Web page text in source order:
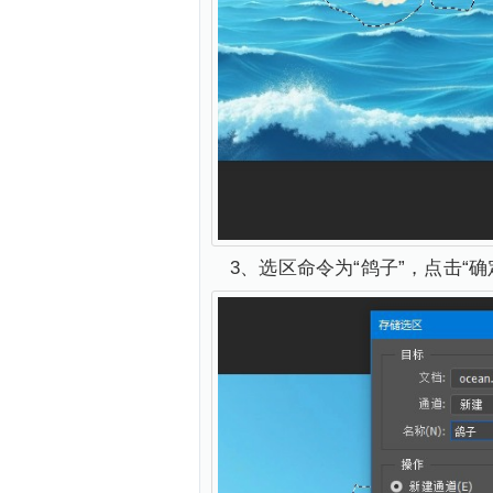
3、选区命令为“鸽子”，点击“确